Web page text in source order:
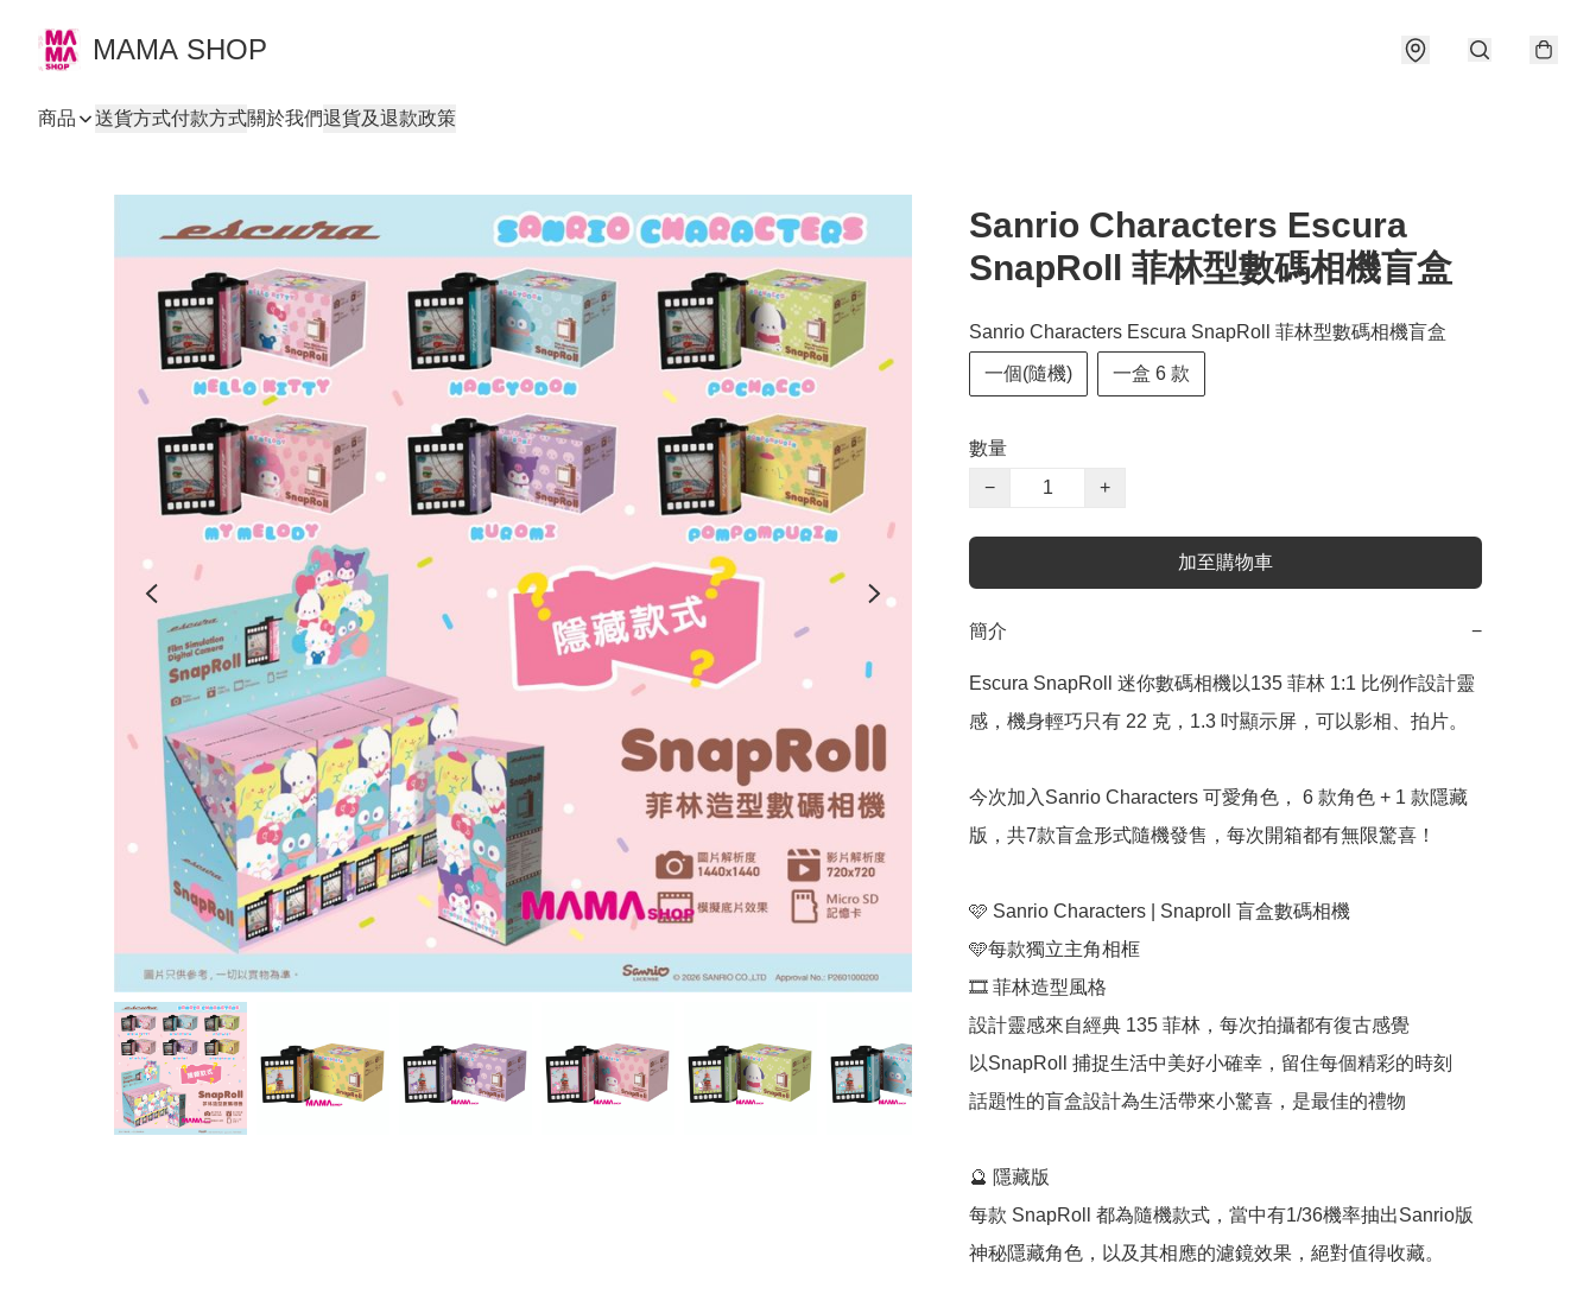
MAMA SHOP
商品 送貨方式付款方式關於我們退貨及退款政策
Sanrio Characters Escura
SnapRoll 菲林型數碼相機盲盒
Sanrio Characters Escura SnapRoll 菲林型數碼相機盲盒
一個(隨機) 一盒 6 款
數量
−
+
加至購物車
簡介 −
Escura SnapRoll 迷你數碼相機以135 菲林 1:1 比例作設計靈
感，機身輕巧只有 22 克，1.3 吋顯示屏，可以影相、拍片。
今次加入Sanrio Characters 可愛角色， 6 款角色 + 1 款隱藏
版，共7款盲盒形式隨機發售，每次開箱都有無限驚喜！
🩷 Sanrio Characters | Snaproll 盲盒數碼相機
🩵每款獨立主角相框
🎞️ 菲林造型風格
設計靈感來自經典 135 菲林，每次拍攝都有復古感覺
以SnapRoll 捕捉生活中美好小確幸，留住每個精彩的時刻
話題性的盲盒設計為生活帶來小驚喜，是最佳的禮物
🔮 隱藏版
每款 SnapRoll 都為隨機款式，當中有1/36機率抽出Sanrio版
神秘隱藏角色，以及其相應的濾鏡效果，絕對值得收藏。